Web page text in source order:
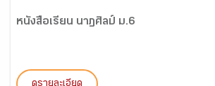
หนังสือเรียน นาฏศิลป์ ม.6